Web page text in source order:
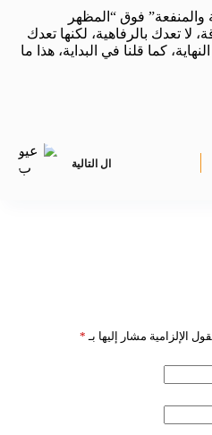
فوق “المظهر
لا تعدك بالرفاهية، لكنها تعدك
كما قلنا في البداية، هذا ما
ال التالية
الإلزامية مشار إليها بـ *